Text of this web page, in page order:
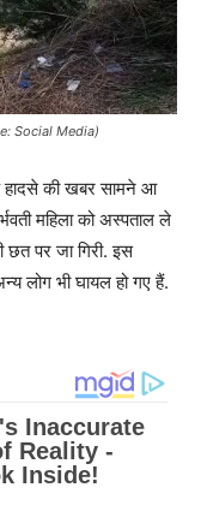
Social Media)
हादसे की खबर सामने आ
महिला को अस्पताल ले
पर जा गिरी. इस
लोग भी घायल हो गए हैं.